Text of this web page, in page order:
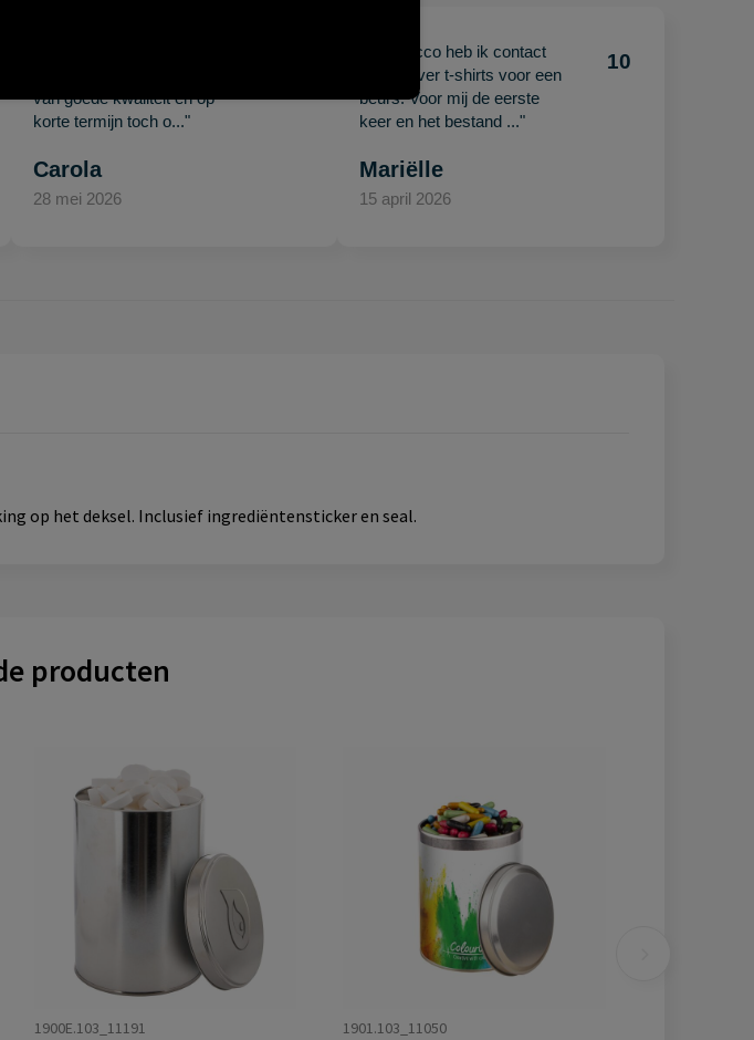
van goede kwaliteit en op
korte termijn toch o..."
Carola
28 mei 2026
"Met Jacco heb ik contact
gehad over t-shirts voor een
beurs. Voor mij de eerste
keer en het bestand ..."
10
Mariëlle
15 april 2026
op het deksel. Inclusief ingrediëntensticker en seal.
producten
1900E.103_11191 1901.103_11050